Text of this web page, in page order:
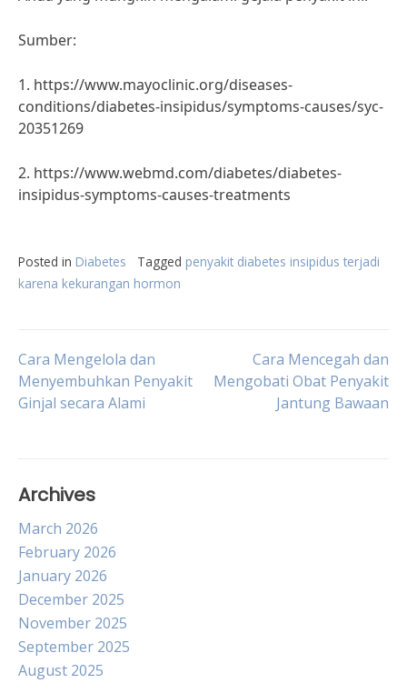
Sumber:
1. https://www.mayoclinic.org/diseases-
conditions/diabetes-insipidus/symptoms-causes/syc-
20351269
2. https://www.webmd.com/diabetes/diabetes-
insipidus-symptoms-causes-treatments
Posted in Diabetes Tagged penyakit diabetes insipidus terjadi
karena kekurangan hormon
Post
navigation
Cara Mengelola dan
Menyembuhkan Penyakit
Ginjal secara Alami
Cara Mencegah dan
Mengobati Obat Penyakit
Jantung Bawaan
Archives
March 2026
February 2026
January 2026
December 2025
November 2025
September 2025
August 2025